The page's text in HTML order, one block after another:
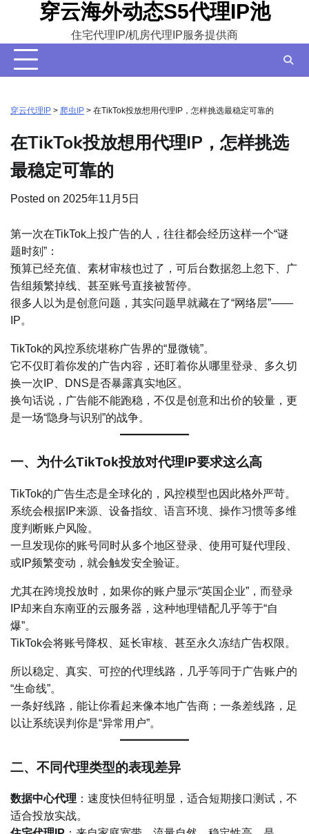
content
穿云海外动态S5代理IP池
住宅代理IP/机房代理IP服务提供商
穿云代理IP > 爬虫IP > 在TikTok投放想用代理IP，怎样挑选最稳定可靠的
在TikTok投放想用代理IP，怎样挑选
最稳定可靠的
Posted on 2025年11月5日
第一次在TikTok上投广告的人，往往都会经历这样一个“谜
题时刻”：
预算已经充值、素材审核也过了，可后台数据忽上忽下、广
告组频繁掉线、甚至账号直接被暂停。
很多人以为是创意问题，其实问题早就藏在了“网络层”——
IP。
TikTok的风控系统堪称广告界的“显微镜”。
它不仅盯着你发的广告内容，还盯着你从哪里登录、多久切
换一次IP、DNS是否暴露真实地区。
换句话说，广告能不能跑稳，不仅是创意和出价的较量，更
是一场“隐身与识别”的战争。
一、为什么TikTok投放对代理IP要求这么高
TikTok的广告生态是全球化的，风控模型也因此格外严苛。
系统会根据IP来源、设备指纹、语言环境、操作习惯等多维
度判断账户风险。
一旦发现你的账号同时从多个地区登录、使用可疑代理段、
或IP频繁变动，就会触发安全验证。
尤其在跨境投放时，如果你的账户显示“英国企业”，而登录
IP却来自东南亚的云服务器，这种地理错配几乎等于“自
爆”。
TikTok会将账号降权、延长审核、甚至永久冻结广告权限。
所以稳定、真实、可控的代理线路，几乎等同于广告账户的
“生命线”。
一条好线路，能让你看起来像本地广告商；一条差线路，足
以让系统误判你是“异常用户”。
二、不同代理类型的表现差异
数据中心代理 ：速度快但特征明显，适合短期接口测试，不
适合投放实战。